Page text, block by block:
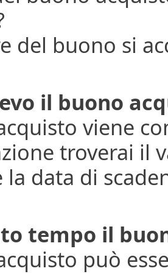
del buono si
il buono
viene
troverai il
la data di
tempo il
può